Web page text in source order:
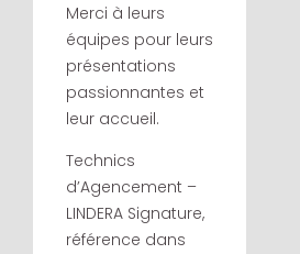
Merci à leurs
équipes pour leurs
présentations
passionnantes et
leur accueil.
Technics
d’Agencement –
LINDERA Signature,
référence dans